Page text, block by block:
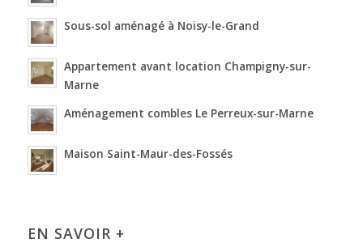
Sous-sol aménagé à Noisy-le-Grand
Appartement avant location Champigny-sur-
Marne
Aménagement combles Le Perreux-sur-Marne
Maison Saint-Maur-des-Fossés
EN SAVOIR +